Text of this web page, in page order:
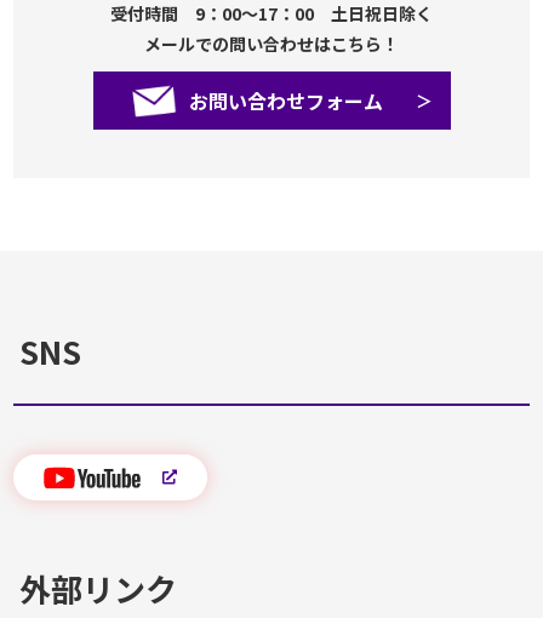
受付時間 9：00～17：00 土日祝日除く
メールでの問い合わせはこちら！
お問い合わせフォーム
SNS
外部リンク